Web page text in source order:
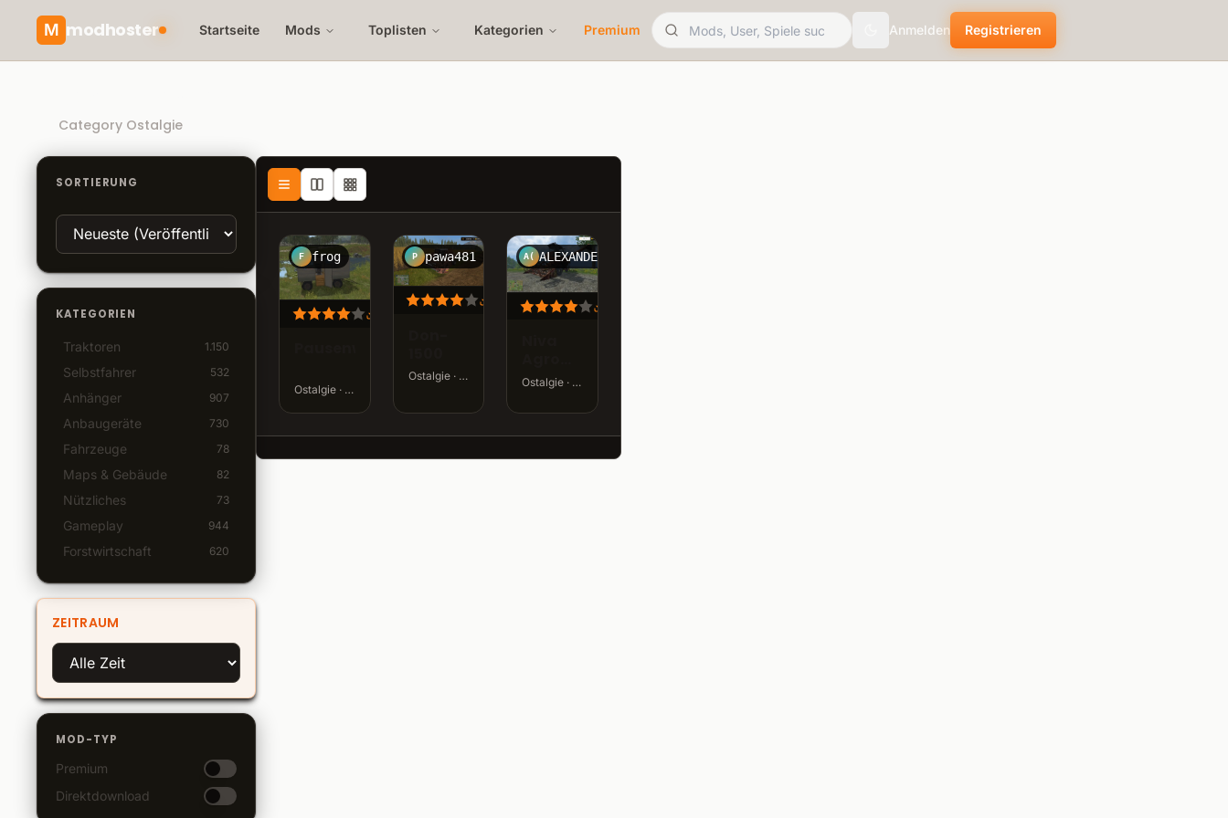
M modhoster Startseite Mods Toplisten Kategorien Premium Toggle theme
Anmelden Registrieren
Category Ostalgie
SORTIERUNG
KATEGORIEN
Traktoren 1.150
Selbstfahrer 532
Anhänger 907
Anbaugeräte 730
Fahrzeuge 78
Maps & Gebäude 82
Nützliches 73
Gameplay 944
Forstwirtschaft 620
ZEITRAUM
MOD-TYP
Premium
Direktdownload
F frog
Ostalgie · v3.2 · 15,1 MB
P pawa481
LS
Ostalgie · v1.0 · 25,5 MB
A(
Pack
Ostalgie · v1.3 · 16,7 MB